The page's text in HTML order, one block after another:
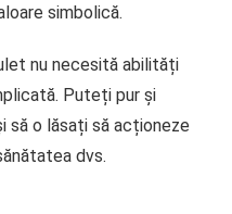
simbolică.
nu necesită abilități
Puteți pur și
să o lăsați să acționeze
dvs.